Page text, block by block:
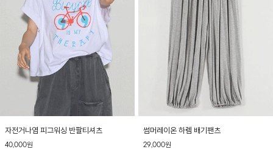
자전거나염 피그워싱 반팔티셔츠
40,000원
썸머레이온 하렘 배기팬츠
29,000원